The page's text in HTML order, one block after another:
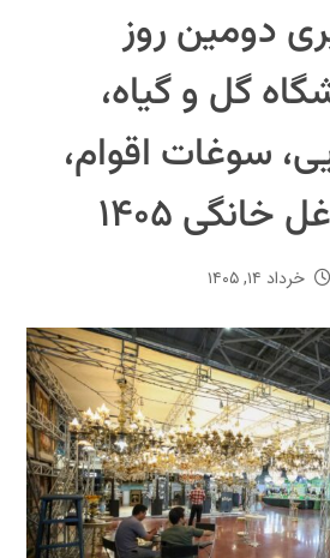
دومین روز
گل و گیاه،
سوغات اقوام،
۱۴۰۵
خرداد ۱۴, ۱۴۰۵